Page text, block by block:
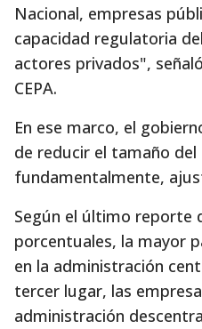
Nacional, empresas
capacidad regulatoria
actores privados",
CEPA.
En ese marco, el
de reducir el tamaño del
fundamentalmente,
Según el último reporte
porcentuales, la mayor
en la administración
tercer lugar, las
administración